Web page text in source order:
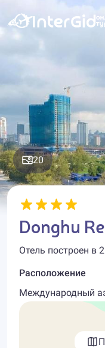
20
Donghu
Отель построен в
Расположение
Международный